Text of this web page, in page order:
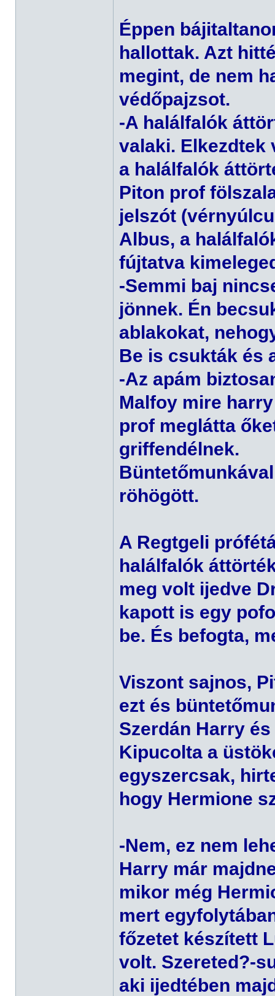
Éppen
hallottak. Azt
megint, de nem
védőpajzsot.
-A halálfalók
valaki. Elkezdtek
a halálfalók
Piton prof
jelszót
Albus, a
fújtatva
-Semmi baj
jönnek. Én
ablakokat,
Be is csukták és
-Az apám
Malfoy mire
prof meglátta
griffendélnek.
röhögött.
A Regtgeli
halálfalók
meg volt ijedve
kapott is egy
be. És befogta,
Viszont sajnos,
ezt és
Szerdán Harry
Kipucolta a
egyszercsak,
hogy Hermione
-Nem, ez nem
Harry már
mikor még
mert
főzetet készített
volt. Szereted?-
aki ijedtében